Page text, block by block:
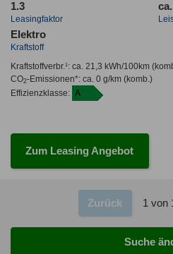
1.3
Leasingfaktor
Elektro
Kraftstoff
Kraftstoffverbr.¹: ca. 21,3 kWh/100km
CO2-Emissionen*: ca. 0 g/km(komb.)
Effizienzklasse: A
Zum Leasing Angebot
Zurück 1 von 1
Suche